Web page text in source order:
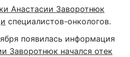
Анастасии Заворотнюк
специалистов-онкологов.
появилась информация
Заворотнюк начался отек